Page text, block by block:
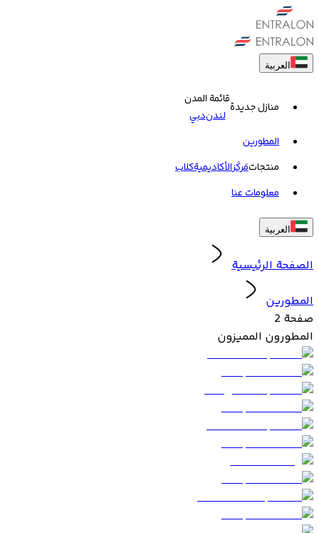
العربية
منازل جديدة
قائمة المدن
لندندبي
المطورين
منتجاتمَركَزالأكاديميةکلاب
معلومات عنا
العربية
الصفحة الرئيسية
المطورين
صفحة 2
المطورون المميزون